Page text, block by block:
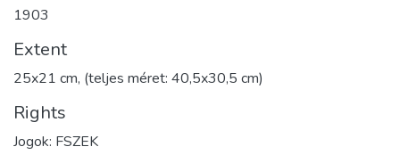
1903
Extent
25x21 cm, (teljes méret: 40,5x30,5 cm)
Rights
Jogok: FSZEK